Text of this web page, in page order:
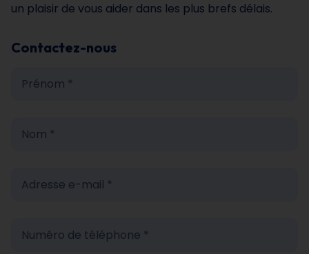
un plaisir de vous aider dans les plus brefs délais.
Contactez-nous